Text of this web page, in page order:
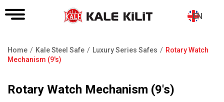
EN
Breadcrumb
Home Kale Steel Safe Luxury Series Safes
Rotary Watch
Mechanism (9's)
Rotary Watch Mechanism (9's)